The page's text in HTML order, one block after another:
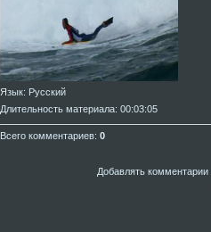
Язык: Русский
Длительность материала: 00:03:05
Всего комментариев: 0
Добавлять комментарии